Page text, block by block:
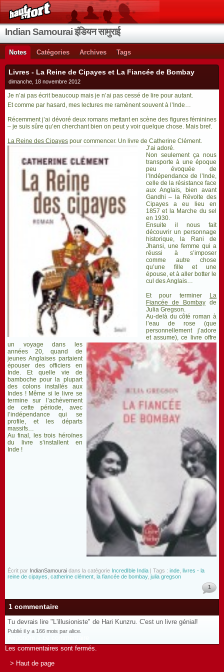
Indian Samourai इंडियन सामुराई
Notes Catégories Archives Tags
Livres - La Reine de Cipayes et La Fiancée de Bombay
dimanche, 18 novembre 2012
Je n’ai pas écrit beaucoup mais je n’ai pas cessé de lire pour autant.
Et comme par hasard, mes lectures me ramènent souvent à l’Inde…
Récemment j’ai dévoré deux romans mettant en scène des figures féminines
– je suis sûre qu’en cherchant bien on peut y voir quelque chose. Mais bref.
La Reine des Cipayes pour commencer. Un livre de Catherine Clément.
J’ai adoré.
Non seulement ça nous
transporte à une époque
peu évoquée de
l’Indépendance de l’Inde,
celle de la résistance face
aux Anglais, bien avant
Gandhi – la Révolte des
Cipayes a eu lieu en
1857 et la Marche du sel
en 1930.
Ensuite il nous fait
découvrir un personnage
historique, la Rani de
Jhansi, une femme qui a
réussi à s’imposer
comme autre chose
qu’une fille et une
épouse, et à aller botter le
cul des Anglais…
Et pour terminer
La
Fiancée de Bombayde
Julia Gregson.
Au-delà du côté roman à
l’eau de rose (que
personnellement j’adore
et assume), ce livre offre
un voyage dans les
années 20, quand de
jeunes Anglaises partaient
épouser des officiers en
Inde. Et quelle vie de
bamboche pour la plupart
des colons installés aux
Indes ! Même si le livre se
termine sur l’achèvement
de cette période, avec
l’indépendance qui se
profile, et les départs
massifs…
Au final, les trois héroïnes
du livre s’installent en
Inde !
Écrit par IndianSamourai dans la catégorie IncredIble India | Tags : inde livres - la
reine de cipayes catherine clément la fiancée de bombay, julia gregson
1
1 commentaire
Tu devrais lire "L'illusioniste" de Hari Kunzru. C'est un livre génial!
Publié il y a 166 mois par alice.
Les commentaires sont fermés.
> Haut de page